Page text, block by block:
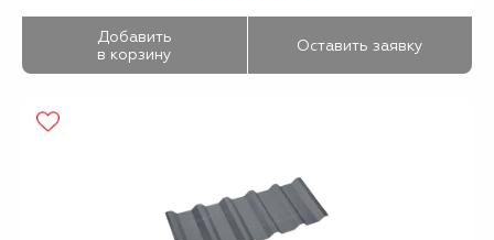
Добавить
в корзину
Оставить заявку